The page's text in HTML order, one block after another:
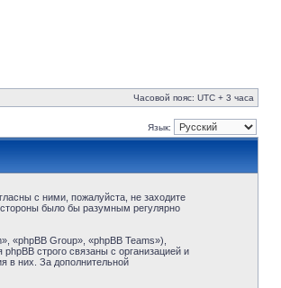
Часовой пояс: UTC + 3 часа
Язык:
с ними, пожалуйста, не заходите
было бы разумным регулярно
«phpBB Group», «phpBB Teams»),
строго связаны с организацией и
в них. За дополнительной